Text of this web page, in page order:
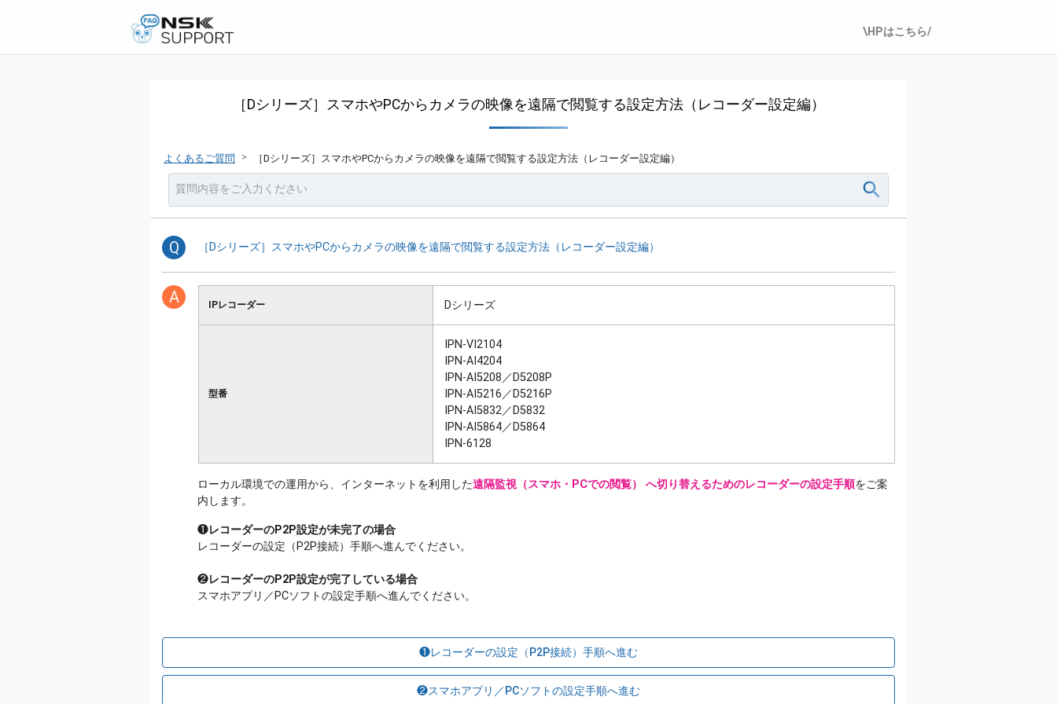
\HPはこちら/
［Dシリーズ］スマホやPCからカメラの映像を遠隔で閲覧する設定方法（レコーダー設定編）
よくあるご質問 > ［Dシリーズ］スマホやPCからカメラの映像を遠隔で閲覧する設定方法（レコーダー設定編）
Q ［Dシリーズ］スマホやPCからカメラの映像を遠隔で閲覧する設定方法（レコーダー設定編）
A IPレコーダー Dシリーズ
型番
IPN-VI2104
IPN-AI4204
IPN-AI5208／D5208P
IPN-AI5216／D5216P
IPN-AI5832／D5832
IPN-AI5864／D5864
IPN-6128
ローカル環境での運用から、インターネットを利用した遠隔監視（スマホ・PCでの閲覧） へ切り替えるためのレコーダーの設定手順をご案
内します。
❶レコーダーのP2P設定が未完了の場合
レコーダーの設定（P2P接続）手順へ進んでください。
❷レコーダーのP2P設定が完了している場合
スマホアプリ／PCソフトの設定手順へ進んでください。
❶レコーダーの設定（P2P接続）手順へ進む
❷スマホアプリ／PCソフトの設定手順へ進む